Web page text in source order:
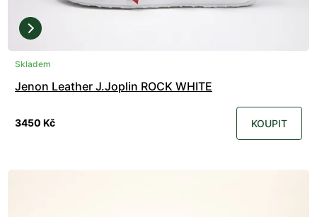
Skladem
Jenon Leather J.Joplin ROCK WHITE
3450 Kč KOUPIT